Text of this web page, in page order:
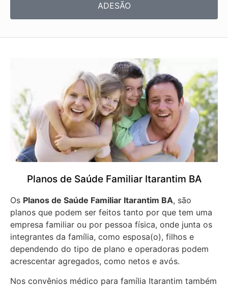
ADESÃO
Planos de Saúde Familiar Itarantim BA
Os Planos de Saúde Familiar Itarantim BA, são
planos que podem ser feitos tanto por que tem uma
empresa familiar ou por pessoa física, onde junta os
integrantes da família, como esposa(o), filhos e
dependendo do tipo de plano e operadoras podem
acrescentar agregados, como netos e avós.
Nos convênios médico para família Itarantim também